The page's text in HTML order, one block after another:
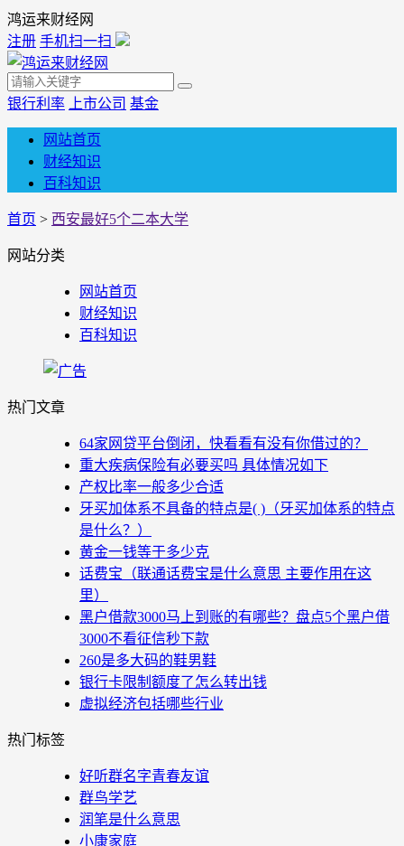
鸿运来财经网
注册 手机扫一扫
银行利率 上市公司 基金
网站首页
财经知识
百科知识
首页 > 西安最好5个二本大学
网站分类
网站首页
财经知识
百科知识
热门文章
64家网贷平台倒闭，快看看有没有你借过的？
重大疾病保险有必要买吗 具体情况如下
产权比率一般多少合适
牙买加体系不具备的特点是( )（牙买加体系的特点
是什么？）
黄金一钱等于多少克
话费宝（联通话费宝是什么意思 主要作用在这
里）
黑户借款3000马上到账的有哪些？盘点5个黑户借
3000不看征信秒下款
260是多大码的鞋男鞋
银行卡限制额度了怎么转出钱
虚拟经济包括哪些行业
热门标签
好听群名字青春友谊
群鸟学艺
润笔是什么意思
小康家庭